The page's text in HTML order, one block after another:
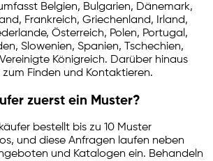
Belgien, Bulgarien, Dänemark,
Frankreich, Griechenland, Irland,
Österreich, Polen, Portugal,
Slowenien, Spanien, Tschechien,
Königreich. Darüber hinaus
Finden und Kontaktieren.
zuerst ein Muster?
bestellt bis zu 10 Muster
und diese Anfragen laufen neben
und Katalogen ein. Behandeln